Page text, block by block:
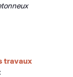
travaux